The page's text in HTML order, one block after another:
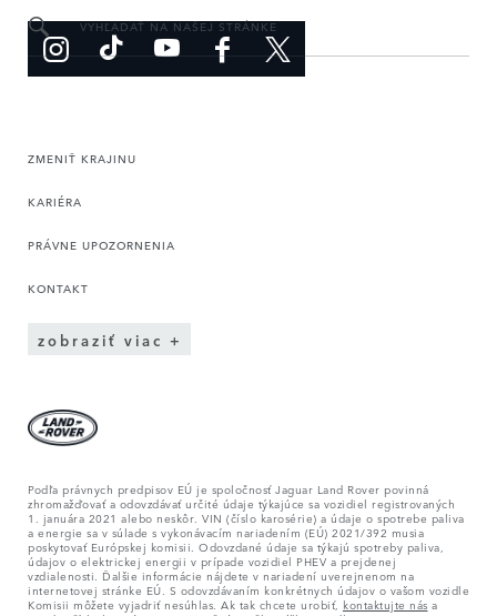
VYHĽADAŤ NA NAŠEJ STRÁNKE
ZMENIŤ KRAJINU
KARIÉRA
PRÁVNE UPOZORNENIA
KONTAKT
zobraziť viac
Podľa právnych predpisov EÚ je spoločnosť Jaguar Land Rover povinná
zhromažďovať a odovzdávať určité údaje týkajúce sa vozidiel registrovaných
1. januára 2021 alebo neskôr. VIN (číslo karosérie) a údaje o spotrebe paliva
a energie sa v súlade s vykonávacím nariadením (EÚ) 2021/392 musia
poskytovať Európskej komisii. Odovzdané údaje sa týkajú spotreby paliva,
údajov o elektrickej energii v prípade vozidiel PHEV a prejdenej
vzdialenosti. Ďalšie informácie nájdete v nariadení uverejnenom na
internetovej stránke EÚ. S odovzdávaním konkrétnych údajov o vašom vozidle
Komisii môžete vyjadriť nesúhlas. Ak tak chcete urobiť, kontaktujte nás a